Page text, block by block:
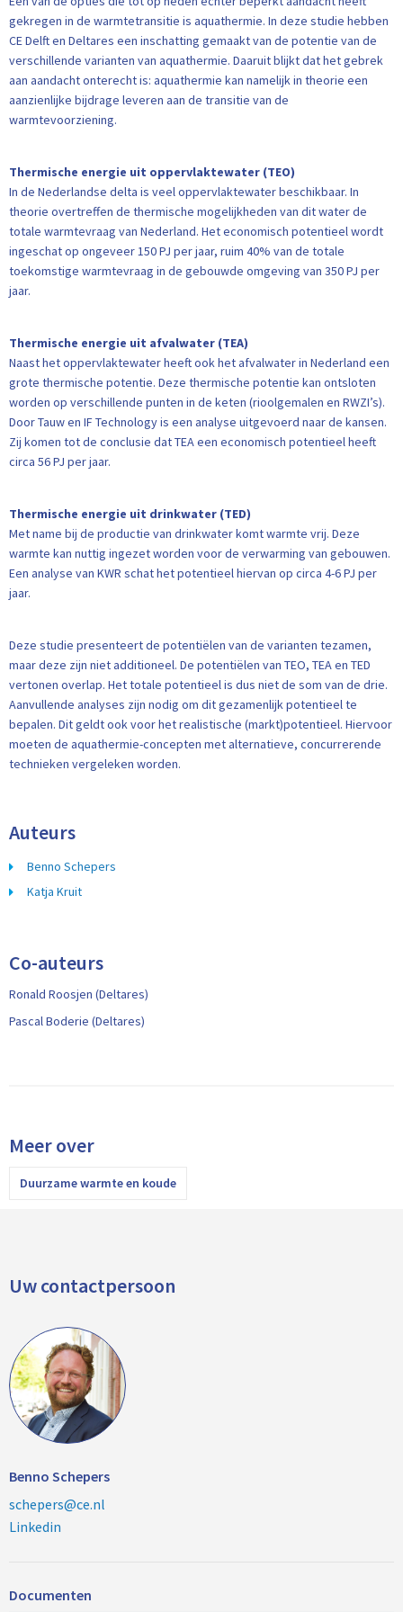
gekregen in de warmtetransitie is aquathermie. In deze studie hebben
CE Delft en Deltares een inschatting gemaakt van de potentie van de
verschillende varianten van aquathermie. Daaruit blijkt dat het gebrek
aan aandacht onterecht is: aquathermie kan namelijk in theorie een
aanzienlijke bijdrage leveren aan de transitie van de
warmtevoorziening.
Thermische energie uit oppervlaktewater (TEO)
In de Nederlandse delta is veel oppervlaktewater beschikbaar. In
theorie overtreffen de thermische mogelijkheden van dit water de
totale warmtevraag van Nederland. Het economisch potentieel wordt
ingeschat op ongeveer 150 PJ per jaar, ruim 40% van de totale
toekomstige warmtevraag in de gebouwde omgeving van 350 PJ per
jaar.
Thermische energie uit afvalwater (TEA)
Naast het oppervlaktewater heeft ook het afvalwater in Nederland een
grote thermische potentie. Deze thermische potentie kan ontsloten
worden op verschillende punten in de keten (rioolgemalen en RWZI’s).
Door Tauw en IF Technology is een analyse uitgevoerd naar de kansen.
Zij komen tot de conclusie dat TEA een economisch potentieel heeft
circa 56 PJ per jaar.
Thermische energie uit drinkwater (TED)
Met name bij de productie van drinkwater komt warmte vrij. Deze
warmte kan nuttig ingezet worden voor de verwarming van gebouwen.
Een analyse van KWR schat het potentieel hiervan op circa 4-6 PJ per
jaar.
Deze studie presenteert de potentiëlen van de varianten tezamen,
maar deze zijn niet additioneel. De potentiëlen van TEO, TEA en TED
vertonen overlap. Het totale potentieel is dus niet de som van de drie.
Aanvullende analyses zijn nodig om dit gezamenlijk potentieel te
bepalen. Dit geldt ook voor het realistische (markt)potentieel. Hiervoor
moeten de aquathermie-concepten met alternatieve, concurrerende
technieken vergeleken worden.
Auteurs
Benno Schepers
Katja Kruit
Co-auteurs
Ronald Roosjen (Deltares)
Pascal Boderie (Deltares)
Meer over
Duurzame warmte en koude
Uw contactpersoon
Benno Schepers
schepers@ce.nl
Linkedin
Documenten